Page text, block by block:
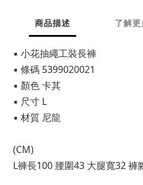
商品描述 了解更
▪ 小花抽繩工裝長褲
▪ 條碼 5399020021
▪ 顏色 卡其
▪ 尺寸 L
▪ 材質 尼龍
(CM)
L褲長100 腰圍43 大腿寬32 褲